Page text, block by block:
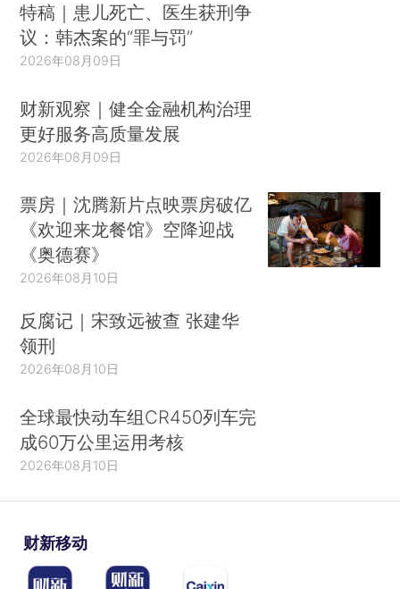
特稿｜患儿死亡、医生获刑争
议：韩杰案的“罪与罚”
2026年08月09日
财新观察｜健全金融机构治理
更好服务高质量发展
2026年08月09日
票房｜沈腾新片点映票房破亿
《欢迎来龙餐馆》空降迎战
《奥德赛》
2026年08月10日
反腐记｜宋致远被查 张建华
领刑
2026年08月10日
全球最快动车组CR450列车完
成60万公里运用考核
2026年08月10日
财新移动